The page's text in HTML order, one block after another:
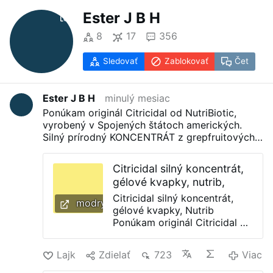
Ester J B H
8 17 356
Sledovať Zablokovať Čet
Ester J B H
minulý mesiac
Ponúkam originál Citricidal od NutriBiotic,
vyrobený v Spojených štátoch amerických.
Silný prírodný KONCENTRÁT z grepfruitových
Vynikajúci napr. na únavu, vírusy, plesne,
problémy s dých. cestami, boreliózu, mykózy...
Odskúšané na sebe a rodine. Posilňuje virálnu
imunitu. Nepoškodzuje črevnú mikroflóru. Na
plesne v tele, vo Vašom byte, záhrade na
rastliny, či zvieratá. Zničí väčšinu streptokokov,
trachomatis, Helicobacter pylori a iné škodlivé.
Zloženie: Rastlinný glycerín (40%) a Citricidal ®
modrykonik.sk
Citricidal silný koncentrát,
gélové kvapky, nutrib,
Citricidal silný koncentrát,
gélové kvapky, Nutrib
Ponúkam originál Citricidal od
Spojených štátoch
amerických. Silný prírodný
Lajk Zdielať 723 Viac